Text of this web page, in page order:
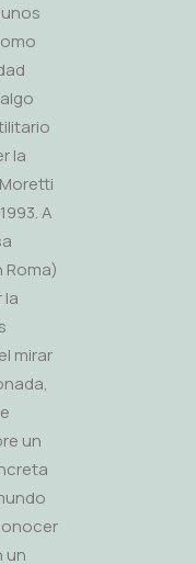
la
A
la
mirar
un
un